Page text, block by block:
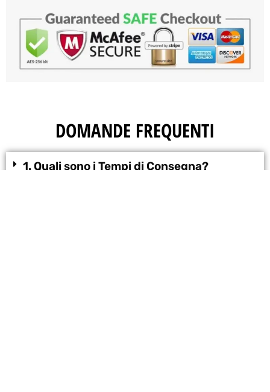
DOMANDE FREQUENTI
1. Quali sono i Tempi di Consegna?